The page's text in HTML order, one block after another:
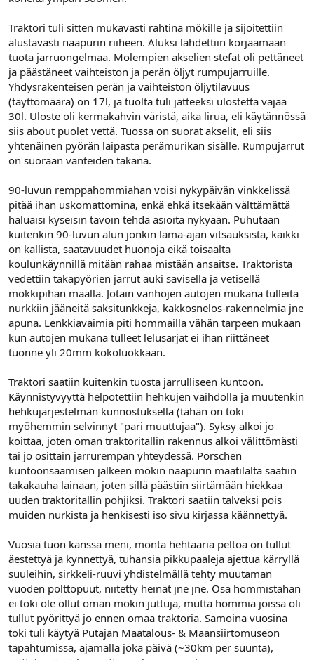
Traktori tuli sitten mukavasti rahtina mökille ja sijoitettiin
alustavasti naapurin riiheen. Aluksi lähdettiin korjaamaan
tuota jarruongelmaa. Molempien akselien stefat oli pettäneet
ja päästäneet vaihteiston ja perän öljyt rumpujarruille.
Yhdysrakenteisen perän ja vaihteiston öljytilavuus
(täyttömäärä) on 17l, ja tuolta tuli jätteeksi ulostetta vajaa
30l. Uloste oli kermakahvin väristä, aika lirua, eli käytännössä
siis about puolet vettä. Tuossa on suorat akselit, eli siis
yhtenäinen pyörän laipasta perämurikan sisälle. Rumpujarrut
on suoraan vanteiden takana.
90-luvun remppahommiahan voisi nykypäivän vinkkelissä
pitää ihan uskomattomina, enkä ehkä itsekään välttämättä
haluaisi kyseisin tavoin tehdä asioita nykyään. Puhutaan
kuitenkin 90-luvun alun jonkin lama-ajan vitsauksista, kaikki
on kallista, saatavuudet huonoja eikä toisaalta
koulunkäynnillä mitään rahaa mistään ansaitse. Traktorista
vedettiin takapyörien jarrut auki savisella ja vetisellä
mökkipihan maalla. Jotain vanhojen autojen mukana tulleita
nurkkiin jääneitä saksitunkkeja, kakkosnelos-rakennelmia jne
apuna. Lenkkiavaimia piti hommailla vähän tarpeen mukaan
kun autojen mukana tulleet lelusarjat ei ihan riittäneet
tuonne yli 20mm kokoluokkaan.
Traktori saatiin kuitenkin tuosta jarrulliseen kuntoon.
Käynnistyvyyttä helpotettiin hehkujen vaihdolla ja muutenkin
hehkujärjestelmän kunnostuksella (tähän on toki
myöhemmin selvinnyt "pari muuttujaa"). Syksy alkoi jo
koittaa, joten oman traktoritallin rakennus alkoi välittömästi
tai jo osittain jarrurempan yhteydessä. Porschen
kuntoonsaamisen jälkeen mökin naapurin maatilalta saatiin
takakauha lainaan, joten sillä päästiin siirtämään hiekkaa
uuden traktoritallin pohjiksi. Traktori saatiin talveksi pois
muiden nurkista ja henkisesti iso sivu kirjassa käännettyä.
Vuosia tuon kanssa meni, monta hehtaaria peltoa on tullut
äestettyä ja kynnettyä, tuhansia pikkupaaleja ajettua kärryllä
suuleihin, sirkkeli-ruuvi yhdistelmällä tehty muutaman
vuoden polttopuut, niitetty heinät jne jne. Osa hommistahan
ei toki ole ollut oman mökin juttuja, mutta hommia joissa oli
tullut pyörittyä jo ennen omaa traktoria. Samoina vuosina
toki tuli käytyä Putajan Maatalous- & Maansiirtomuseon
tapahtumissa, ajamalla joka päivä (~30km per suunta),